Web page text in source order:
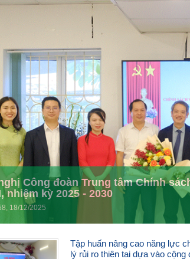
Công đoàn Trung tâm Chính
nhiệm kỳ 2025 - 2030
18/12/2025
Tập huấn nâng cao năng lực
lý rủi ro thiên tai dựa vào cộng